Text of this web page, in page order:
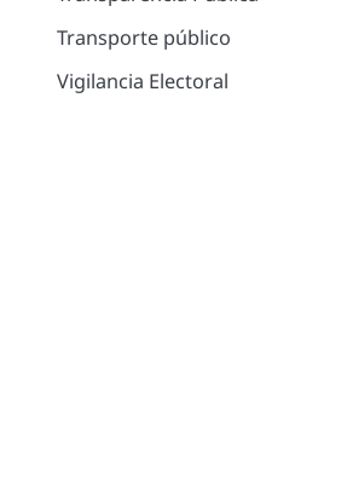
Transporte público
Vigilancia Electoral